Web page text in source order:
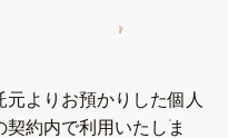
よりお預かりした個人
約内で利用いたしま